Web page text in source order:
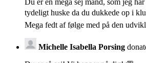
Du er en mega sej mand, som jeg
tydeligt huske da du dukkede op i
Mega fedt af følge med på den
Michelle Isabella Porsing